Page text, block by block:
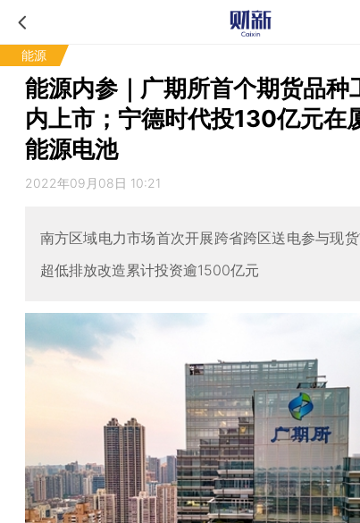
能源
能源内参｜广期所首个期货品种
内上市；宁德时代投130亿元在
能源电池
2022年09月08日 10:21
南方区域电力市场首次开展跨省跨区送电参与现
超低排放改造累计投资逾1500亿元